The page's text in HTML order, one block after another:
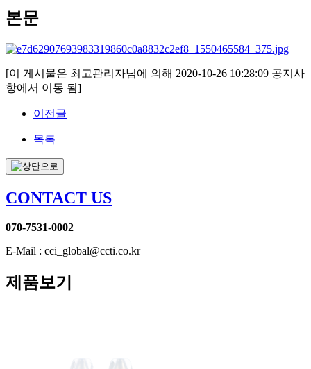
본문
[이 게시물은 최고관리자님에 의해 2020-10-26 10:28:09 공지사
항에서 이동 됨]
이전글
목록
CONTACT US
070-7531-0002
E-Mail : cci_global@ccti.co.kr
제품보기